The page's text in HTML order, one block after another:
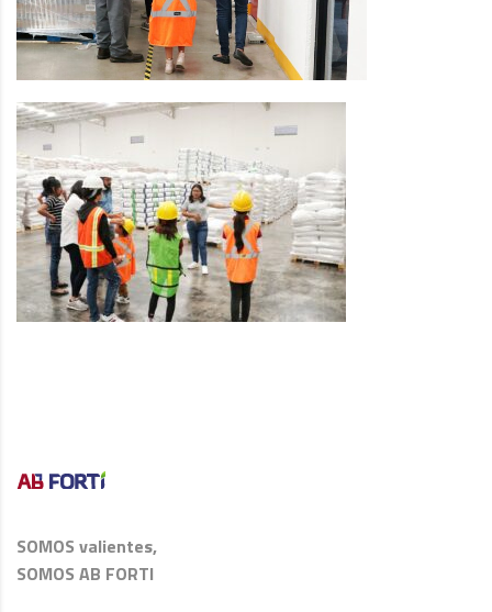
SOMOS valientes,
SOMOS AB FORTI